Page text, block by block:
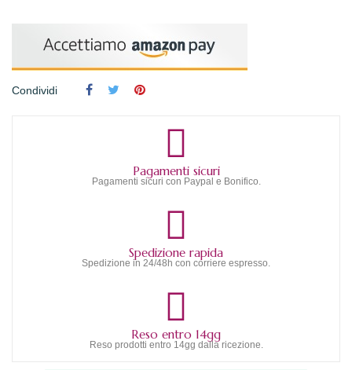
Condividi
Pagamenti sicuri
Pagamenti sicuri con Paypal e Bonifico.
Spedizione rapida
Spedizione in 24/48h con corriere espresso.
Reso entro 14gg
Reso prodotti entro 14gg dalla ricezione.